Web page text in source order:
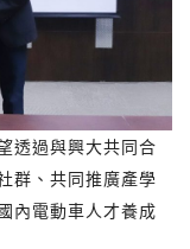
透過與興大共同合
群、共同推廣產學
內電動車人才養成